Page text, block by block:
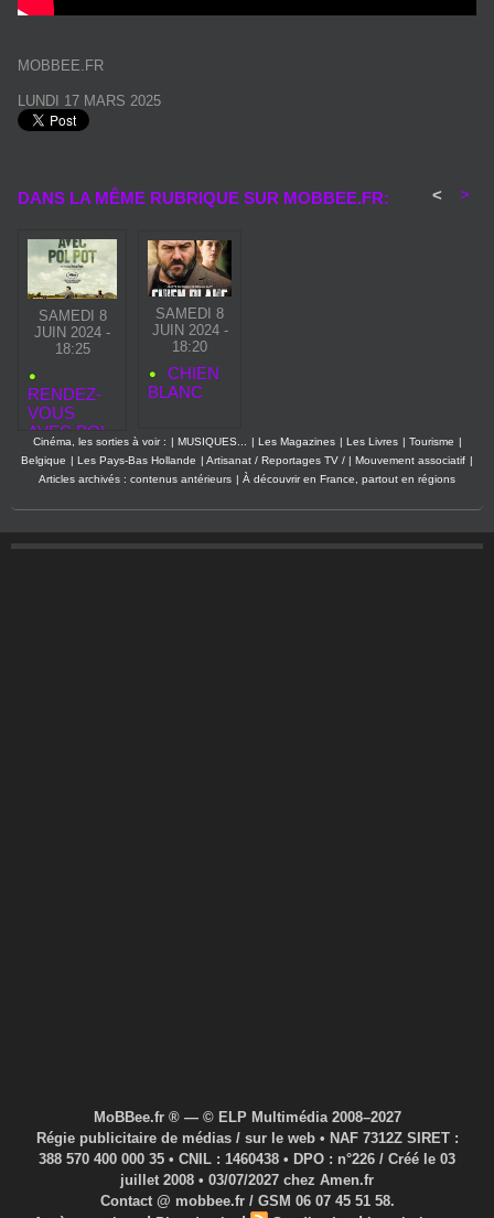
MOBBEE.FR
LUNDI 17 MARS 2025
DANS LA MÊME RUBRIQUE SUR MOBBEE.FR: < >
SAMEDI 8
JUIN 2024 -
18:25
RENDEZ-
VOUS
AVEC POL
POT
SAMEDI 8
JUIN 2024 -
18:20
CHIEN
BLANC
Cinéma, les sorties à voir : MUSIQUES... Les Magazines Les Livres Tourisme
Belgique
Les Pays-Bas Hollande Artisanat / Reportages TV / Mouvement associatif
Articles archivés : contenus antérieurs
À découvrir en France, partout en régions
MoBBee.fr ® — © ELP Multimédia 2008–2027
Régie publicitaire de médias / sur le web • NAF 7312Z SIRET :
388 570 400 000 35 • CNIL : 1460438 • DPO : n°226 / Créé le 03
juillet 2008 • 03/07/2027 chez Amen.fr
Contact @ mobbee.fr / GSM 06 07 45 51 58.